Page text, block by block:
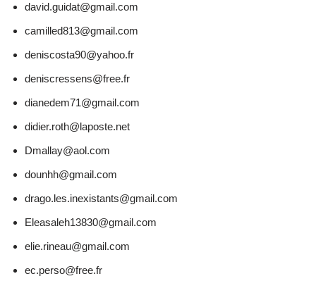
david.guidat@gmail.com
camilled813@gmail.com
deniscosta90@yahoo.fr
deniscressens@free.fr
dianedem71@gmail.com
didier.roth@laposte.net
Dmallay@aol.com
dounhh@gmail.com
drago.les.inexistants@gmail.com
Eleasaleh13830@gmail.com
elie.rineau@gmail.com
ec.perso@free.fr